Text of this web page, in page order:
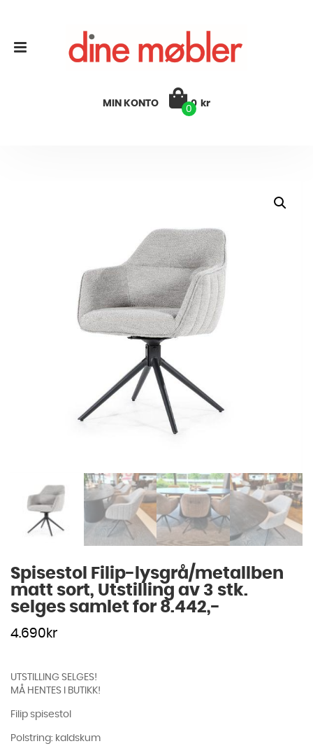
MIN KONTO
0
0 kr
Spisestol Filip-lysgrå/metallben
matt sort, Utstilling av 3 stk.
selges samlet for 8.442,-
4.690 kr
UTSTILLING SELGES!
MÅ HENTES I BUTIKK!
Filip spisestol
Polstring: kaldskum